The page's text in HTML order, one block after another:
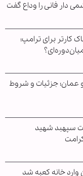
دار فانی را وداع گفت
کارتر برای ترامپ؛
و عمان؛ جزئیات و شروط
سپهبد شهید
خانه کعبه شد